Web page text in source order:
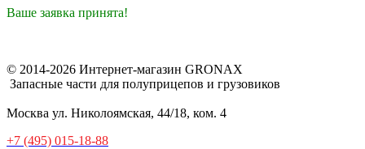
Ваше заявка принята!
© 2014-2026 Интернет-магазин GRONAX
Запасные части для полуприцепов и грузовиков
Москва ул. Николоямская, 44/18, ком. 4
+7 (495) 015-18-88